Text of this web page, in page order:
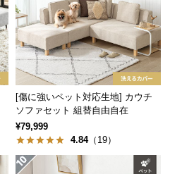
[傷に強いペット対応生地] カウチ
ソファセット 組替自由自在
¥79,999
4.84（19）